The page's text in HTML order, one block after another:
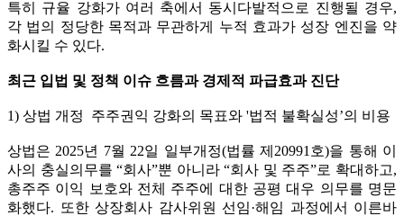
특히 규율 강화가 여러 축에서 동시다발적으로 진행될 경우,
각 법의 정당한 목적과 무관하게 누적 효과가 성장 엔진을 약
화시킬 수 있다.
최근 입법 및 정책 이슈 흐름과 경제적 파급효과 진단
1) 상법 개정 주주권익 강화의 목표와 '법적 불확실성’의 비용
상법은 2025년 7월 22일 일부개정(법률 제20991호)을 통해 이
사의 충실의무를 “회사”뿐 아니라 “회사 및 주주”로 확대하고,
총주주 이익 보호와 전체 주주에 대한 공평 대우 의무를 명문
화했다. 또한 상장회사 감사위원 선임·해임 과정에서 이른바